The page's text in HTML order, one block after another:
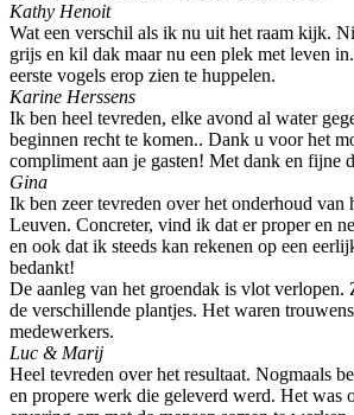
Kathy Henoit
Wat een verschil als ik nu uit het raam kijk.
grijs en kil dak maar nu een plek met leven
eerste vogels erop zien te huppelen.
Karine Herssens
Ik ben heel tevreden, elke avond al water
beginnen recht te komen.. Dank u voor het
compliment aan je gasten! Met dank en fijne
Gina
Ik ben zeer tevreden over het onderhoud van
Leuven. Concreter, vind ik dat er proper en
en ook dat ik steeds kan rekenen op een
bedankt!
De aanleg van het groendak is vlot verlopen.
de verschillende plantjes. Het waren
medewerkers.
Luc & Marij
Heel tevreden over het resultaat. Nogmaals
en propere werk die geleverd werd. Het was